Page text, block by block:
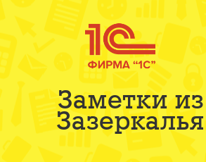
Заметки из
Зазеркалья